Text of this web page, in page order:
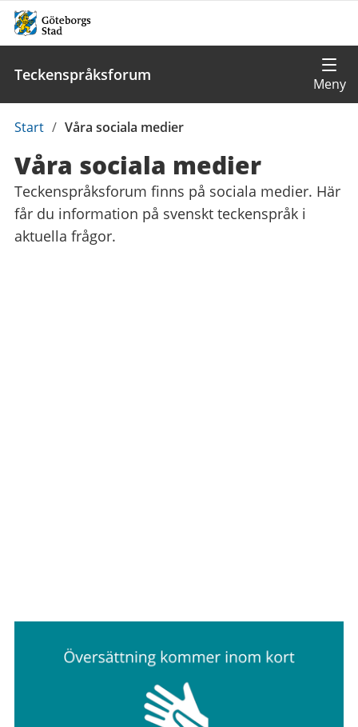
Teckenspråksforum
Du
här:
Start / Våra sociala medier
Våra sociala medier
Teckenspråksforum finns på sociala medier. Här
får du information på svenskt teckenspråk i
aktuella frågor.